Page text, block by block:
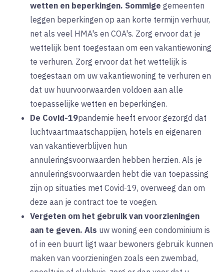
wetten en beperkingen. Sommige gemeenten
leggen beperkingen op aan korte termijn verhuur,
net als veel HMA's en COA's. Zorg ervoor dat je
wettelijk bent toegestaan om een vakantiewoning
te verhuren. Zorg ervoor dat het wettelijk is
toegestaan om uw vakantiewoning te verhuren en
dat uw huurvoorwaarden voldoen aan alle
toepasselijke wetten en beperkingen.
De Covid-19pandemie heeft ervoor gezorgd dat
luchtvaartmaatschappijen, hotels en eigenaren
van vakantieverblijven hun
annuleringsvoorwaarden hebben herzien. Als je
annuleringsvoorwaarden hebt die van toepassing
zijn op situaties met Covid-19, overweeg dan om
deze aan je contract toe te voegen.
Vergeten om het gebruik van voorzieningen
aan te geven. Als uw woning een condominium is
of in een buurt ligt waar bewoners gebruik kunnen
maken van voorzieningen zoals een zwembad,